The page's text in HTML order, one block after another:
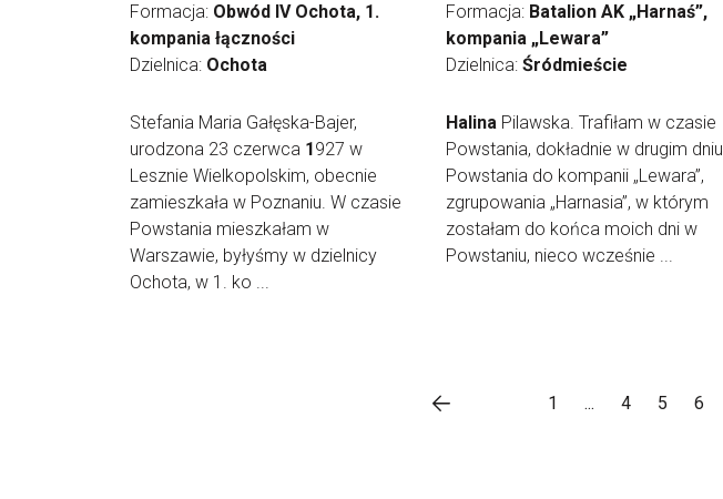
Formacja: Obwód IV Ochota, 1.
kompania łączności
Dzielnica: Ochota
Stefania Maria Gałęska-Bajer,
urodzona 23 czerwca 1927 w
Lesznie Wielkopolskim, obecnie
zamieszkała w Poznaniu. W czasie
Powstania mieszkałam w
Warszawie, byłyśmy w dzielnicy
Ochota, w 1. ko ...
Formacja: Batalion AK „Harnaś”,
kompania „Lewara”
Dzielnica: Śródmieście
Halina Pilawska. Trafiłam w czasie
Powstania, dokładnie w drugim dniu
Powstania do kompanii „Lewara”,
zgrupowania „Harnasia”, w którym
zostałam do końca moich dni w
Powstaniu, nieco wcześnie ...
1 ... 4 5 6